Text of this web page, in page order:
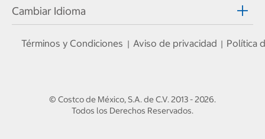
Cambiar Idioma
Términos y Condiciones | Aviso de privacidad | Política
© Costco de México, S.A. de C.V.2013 - 2026.
Todos los Derechos Reservados.